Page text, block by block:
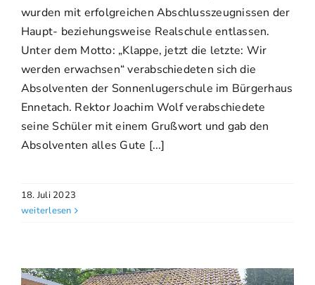
wurden mit erfolgreichen Abschlusszeugnissen der
Haupt- beziehungsweise Realschule entlassen.
Unter dem Motto: „Klappe, jetzt die letzte: Wir
werden erwachsen“ verabschiedeten sich die
Absolventen der Sonnenlugerschule im Bürgerhaus
Ennetach. Rektor Joachim Wolf verabschiedete
seine Schüler mit einem Grußwort und gab den
Absolventen alles Gute [...]
18. Juli 2023
weiterlesen